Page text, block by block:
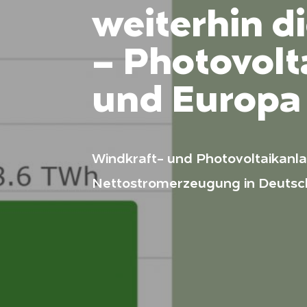
weiterhin
–
und
Windkraft- und
Nettostromerzeugung in